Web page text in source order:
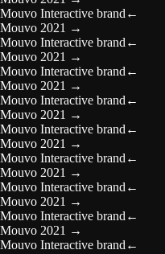
Mouvo Interactive brand ←
Mouvo 2021 →
Mouvo Interactive brand ←
Mouvo 2021 →
Mouvo Interactive brand ←
Mouvo 2021 →
Mouvo Interactive brand ←
Mouvo 2021 →
Mouvo Interactive brand ←
Mouvo 2021 →
Mouvo Interactive brand ←
Mouvo 2021 →
Mouvo Interactive brand ←
Mouvo 2021 →
Mouvo Interactive brand ←
Mouvo 2021 →
Mouvo Interactive brand ←